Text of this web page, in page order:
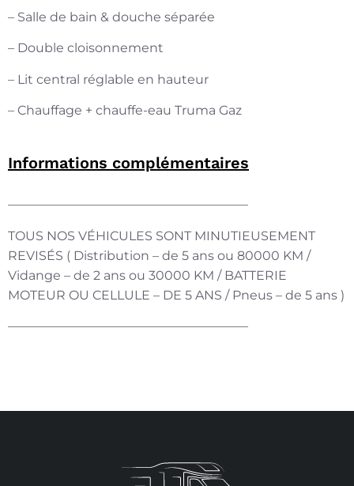
– Salle de bain & douche séparée
– Double cloisonnement
– Lit central réglable en hauteur
– Chauffage + chauffe-eau Truma Gaz
Informations complémentaires
———————————————————
TOUS NOS VÉHICULES SONT MINUTIEUSEMENT
REVISÉS ( Distribution – de 5 ans ou 80000 KM /
Vidange – de 2 ans ou 30000 KM / BATTERIE
MOTEUR OU CELLULE – DE 5 ANS / Pneus – de 5 ans )
———————————————————